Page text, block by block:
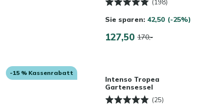
(198)
Sie sparen: 42,50 (-25%)
127,50 170,-
-15 % Kassenrabatt
Intenso Tropea
Gartensessel
(25)